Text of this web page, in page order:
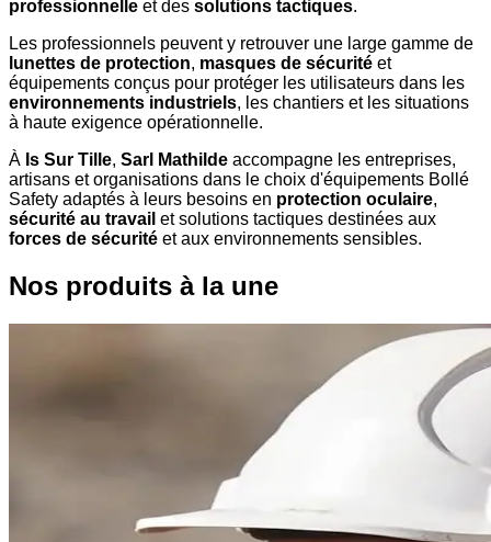
professionnelle et des solutions tactiques.
Les professionnels peuvent y retrouver une large gamme de
lunettes de protection, masques de sécurité et
équipements conçus pour protéger les utilisateurs dans les
environnements industriels, les chantiers et les situations
à haute exigence opérationnelle.
À Is Sur Tille, Sarl Mathilde accompagne les entreprises,
artisans et organisations dans le choix d'équipements Bollé
Safety adaptés à leurs besoins en protection oculaire,
sécurité au travail et solutions tactiques destinées aux
forces de sécurité et aux environnements sensibles.
Nos produits à la une